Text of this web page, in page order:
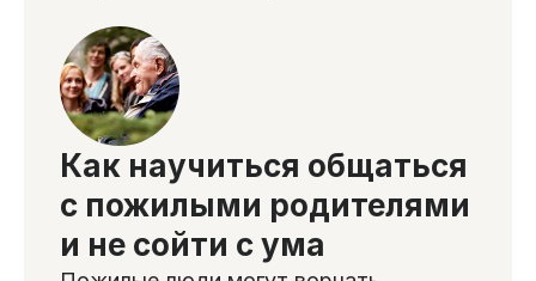
Как научиться общаться
с пожилыми родителями
и не сойти с ума